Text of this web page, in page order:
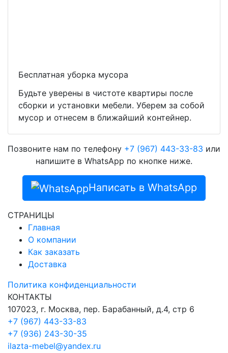
Бесплатная уборка мусора
Будьте уверены в чистоте квартиры после
сборки и установки мебели. Уберем за собой
мусор и отнесем в ближайший контейнер.
Позвоните нам по телефону +7 (967) 443-33-83 или
напишите в WhatsApp по кнопке ниже.
Написать в WhatsApp
СТРАНИЦЫ
Главная
О компании
Как заказать
Доставка
Политика конфиденциальности
КОНТАКТЫ
107023, г. Москва, пер. Барабанный, д.4, стр 6
+7 (967) 443-33-83
+7 (936) 243-30-35
ilazta-mebel@yandex.ru